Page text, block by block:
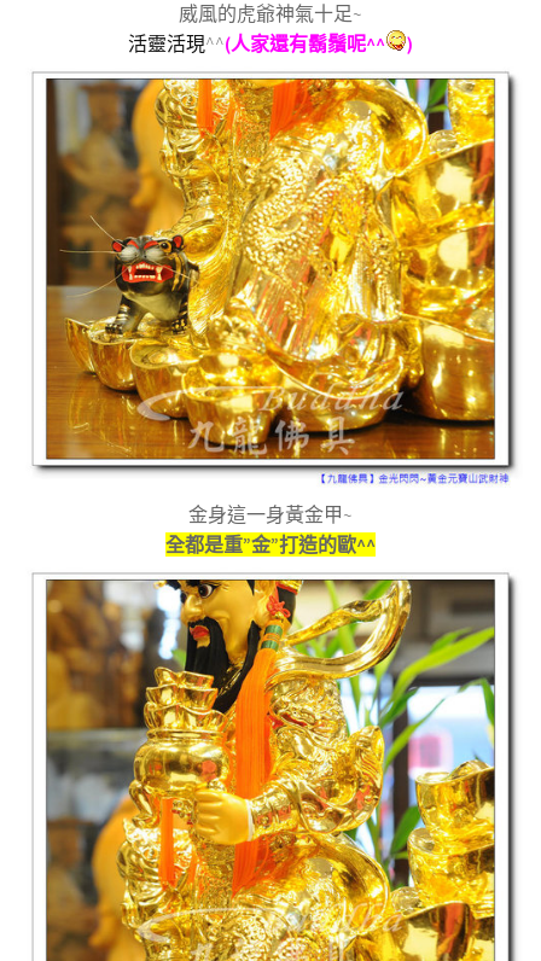
威風的虎爺神氣十足~
活靈活現^^(人家還有鬍鬚呢^^ )
金身這一身黃金甲~
全都是重”金”打造的歐^^